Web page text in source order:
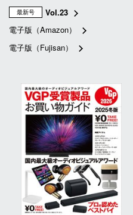
最新号
Vol.23
電子版（Amazon）
電子版（Fujisan）